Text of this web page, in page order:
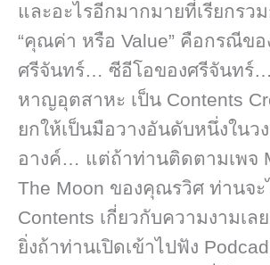
และอะไรอีกมากมายที่เรียกรว
“คุณค่า หรือ Value” คือกรณีขอ
ศรีจันทร์… ซีอีโอของศรีจันทร์
หาญอุตสาหะ เป็น Contents
ยกให้เป็นมือวางอันดับหนึ่งในว
อางค์… แต่ถ้าท่านติดตามเพจ
The Moon ของคุณรวิศ ท่านจะ
Contents เกี่ยวกับความงามเ
ยิ่งถ้าท่านเปิดเข้าไปฟัง